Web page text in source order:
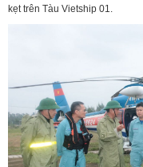
kẹt trên Tàu Vietship 01.